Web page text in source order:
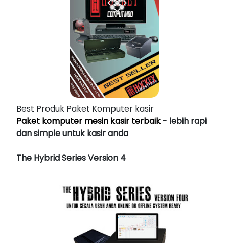
Best Produk Paket Komputer kasir
Paket komputer mesin kasir terbaik- lebih rapi
dan simple untuk kasir anda
The Hybrid Series Version 4